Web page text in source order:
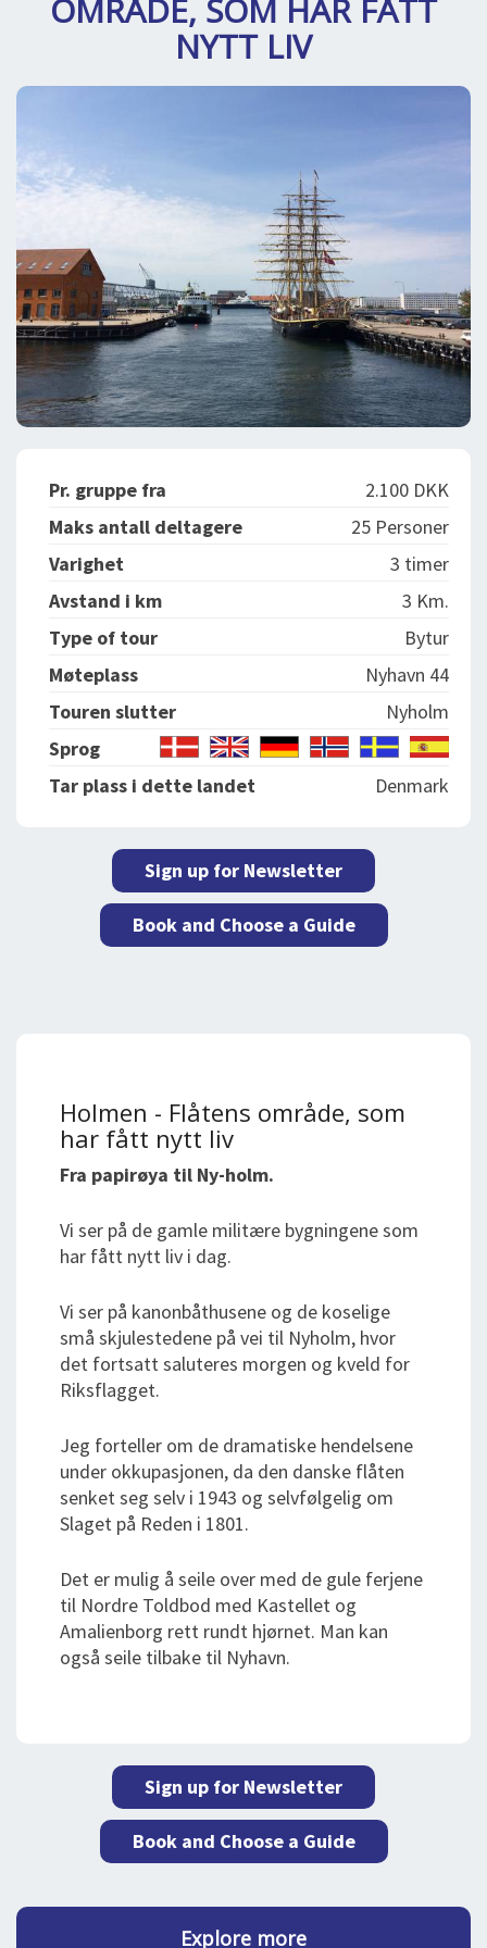
ABOUT US
OMRÅDE, SOM HAR FÅTT
NYTT LIV
Pr. gruppe fra
2.100 DKK
Maks antall deltagere
25 Personer
Varighet
3 timer
Avstand i km
3 Km.
Type of tour
Bytur
Møteplass
Nyhavn 44
Touren slutter
Nyholm
Sprog
Tar plass i dette landet
Denmark
Sign up for Newsletter
Book and Choose a Guide
Holmen - Flåtens område, som
har fått nytt liv
Fra papirøya til Ny-holm.
Vi ser på de gamle militære bygningene som
har fått nytt liv i dag.
Vi ser på kanonbåthusene og de koselige
små skjulestedene på vei til Nyholm, hvor
det fortsatt saluteres morgen og kveld for
Riksflagget.
Jeg forteller om de dramatiske hendelsene
under okkupasjonen, da den danske flåten
senket seg selv i 1943 og selvfølgelig om
Slaget på Reden i 1801.
Det er mulig å seile over med de gule ferjene
til Nordre Toldbod med Kastellet og
Amalienborg rett rundt hjørnet. Man kan
også seile tilbake til Nyhavn.
Sign up for Newsletter
Book and Choose a Guide
Explore more